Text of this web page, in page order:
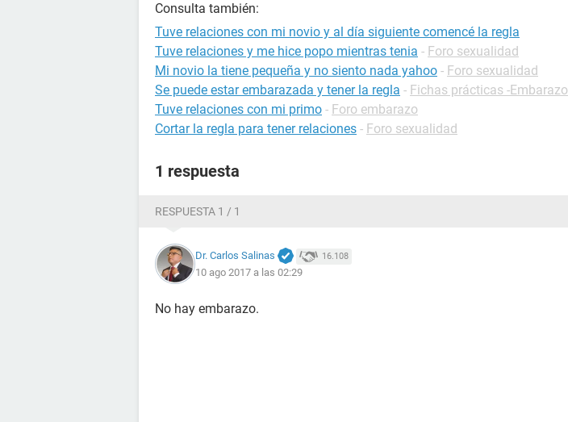
Consulta también:
Tuve relaciones con mi novio y al día siguiente comencé la regla
Tuve relaciones y me hice popo mientras tenia - Foro sexualidad
Mi novio la tiene pequeña y no siento nada yahoo - Foro sexualidad
Se puede estar embarazada y tener la regla - Fichas prácticas -Embarazo
Tuve relaciones con mi primo - Foro embarazo
Cortar la regla para tener relaciones - Foro sexualidad
1 respuesta
RESPUESTA 1 / 1
Dr. Carlos Salinas 16.108
10 ago 2017 a las 02:29
No hay embarazo.